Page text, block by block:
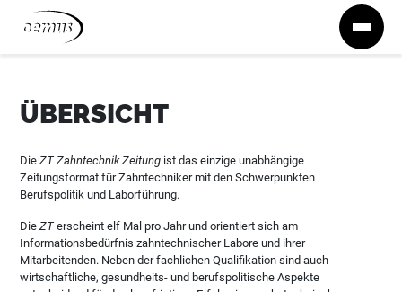
Zum Inhalt springen
ÜBERSICHT
DieZT Zahntechnik Zeitung ist das einzige unabhängige
Zeitungsformat für Zahntechniker mit den Schwerpunkten
Berufspolitik und Laborführung.
DieZT erscheint elf Mal pro Jahr und orientiert sich am
Informationsbedürfnis zahntechnischer Labore und ihrer
Mitarbeitenden. Neben der fachlichen Qualifikation sind auch
wirtschaftliche, gesundheits- und berufspolitische Aspekte